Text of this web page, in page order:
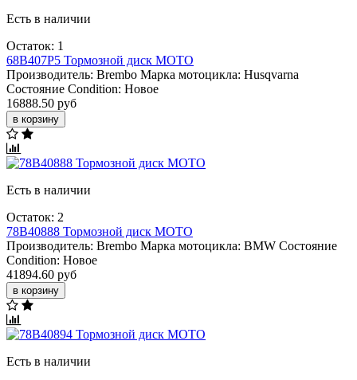
Есть в наличии
Остаток: 1
68B407P5 Тормозной диск МОТО
Производитель: Brembo Марка мотоцикла: Husqvarna
Состояние Condition: Новое
16888.50 руб
в корзину
Есть в наличии
Остаток: 2
78B40888 Тормозной диск МОТО
Производитель: Brembo Марка мотоцикла: BMW Состояние
Condition: Новое
41894.60 руб
в корзину
Есть в наличии